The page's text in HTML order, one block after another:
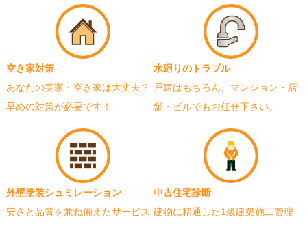
空き家対策
あなたの実家・空き家は大丈夫？
早めの対策が必要です！
水廻りのトラブル
戸建はもちろん、マンション・店
舗・ビルでもお任せ下さい。
外壁塗装シュミレーション
安さと品質を兼ね備えたサービス
中古住宅診断
建物に精通した1級建築施工管理